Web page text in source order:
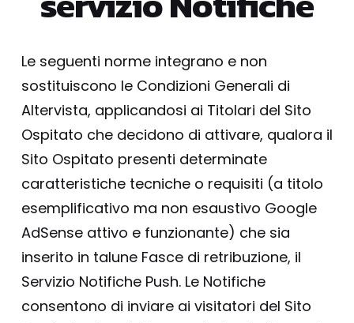
Le seguenti norme integrano e non
sostituiscono le Condizioni Generali di
Altervista, applicandosi ai Titolari del Sito
Ospitato che decidono di attivare, qualora il
Sito Ospitato presenti determinate
caratteristiche tecniche o requisiti (a titolo
esemplificativo ma non esaustivo Google
AdSense attivo e funzionante) che sia
inserito in talune Fasce di retribuzione, il
Servizio Notifiche Push. Le Notifiche
consentono di inviare ai visitatori del Sito